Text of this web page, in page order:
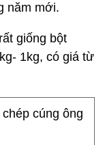
năm mới.
giống bột
1kg, có giá từ